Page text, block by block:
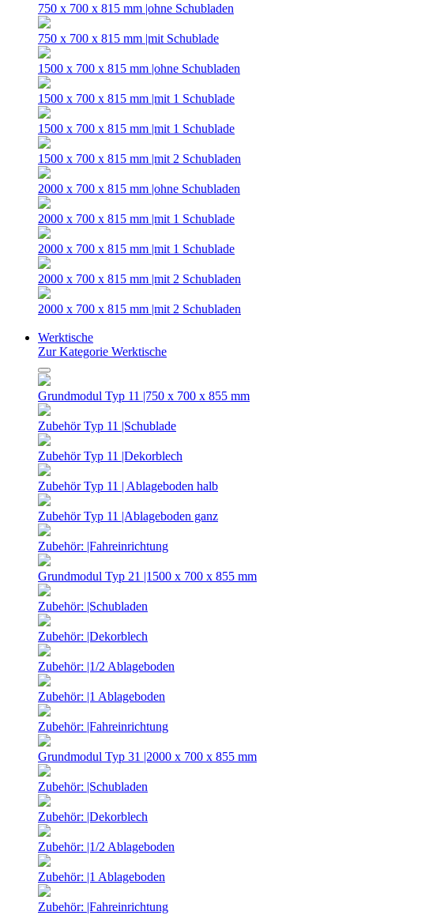
750 x 700 x 815 mm |ohne Schubladen
750 x 700 x 815 mm |mit Schublade
1500 x 700 x 815 mm |ohne Schubladen
1500 x 700 x 815 mm |mit 1 Schublade
1500 x 700 x 815 mm |mit 1 Schublade
1500 x 700 x 815 mm |mit 2 Schubladen
2000 x 700 x 815 mm |ohne Schubladen
2000 x 700 x 815 mm |mit 1 Schublade
2000 x 700 x 815 mm |mit 1 Schublade
2000 x 700 x 815 mm |mit 2 Schubladen
2000 x 700 x 815 mm |mit 2 Schubladen
Werktische
Zur Kategorie Werktische
Grundmodul Typ 11 |750 x 700 x 855 mm
Zubehör Typ 11 |Schublade
Zubehör Typ 11 |Dekorblech
Zubehör Typ 11 | Ablageboden halb
Zubehör Typ 11 |Ablageboden ganz
Zubehör: |Fahreinrichtung
Grundmodul Typ 21 |1500 x 700 x 855 mm
Zubehör: |Schubladen
Zubehör: |Dekorblech
Zubehör: |1/2 Ablageboden
Zubehör: |1 Ablageboden
Zubehör: |Fahreinrichtung
Grundmodul Typ 31 |2000 x 700 x 855 mm
Zubehör: |Schubladen
Zubehör: |Dekorblech
Zubehör: |1/2 Ablageboden
Zubehör: |1 Ablageboden
Zubehör: |Fahreinrichtung